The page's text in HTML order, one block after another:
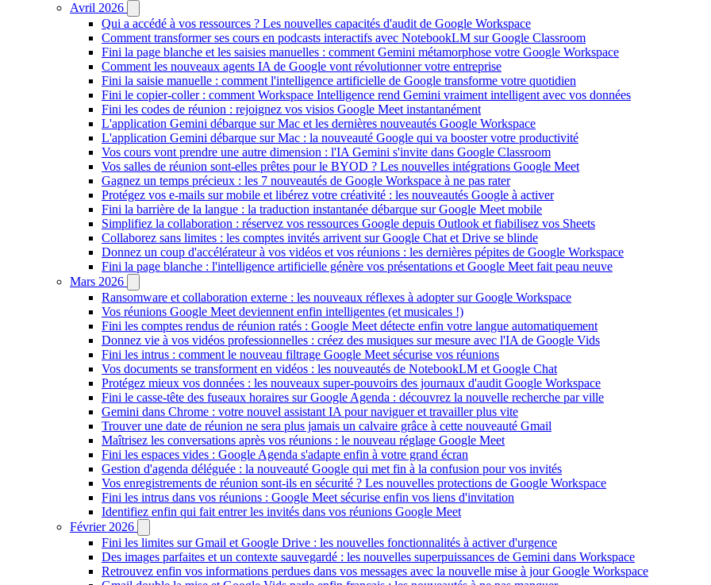
Avril 2026
Qui a accédé à vos ressources ? Les nouvelles capacités d'audit de Google Workspace
Comment transformer ses cours en podcasts interactifs avec NotebookLM sur Google Classroom
Fini la page blanche et les saisies manuelles : comment Gemini métamorphose votre Google Workspace
Comment les nouveaux agents IA de Google vont révolutionner votre entreprise
Fini la saisie manuelle : comment l'intelligence artificielle de Google transforme votre quotidien
Fini le copier-coller : comment Workspace Intelligence rend Gemini vraiment intelligent avec vos données
Fini les codes de réunion : rejoignez vos visios Google Meet instantanément
L'application Gemini débarque sur Mac et les dernières nouveautés Google Workspace
L'application Gemini débarque sur Mac : la nouveauté Google qui va booster votre productivité
Vos cours vont prendre une autre dimension : l'IA Gemini s'invite dans Google Classroom
Vos salles de réunion sont-elles prêtes pour le BYOD ? Les nouvelles intégrations Google Meet
Gagnez un temps précieux : les 7 nouveautés de Google Workspace à ne pas rater
Protégez vos e-mails sur mobile et libérez votre créativité : les nouveautés Google à activer
Fini la barrière de la langue : la traduction instantanée débarque sur Google Meet mobile
Simplifiez la collaboration : réservez vos ressources Google depuis Outlook et fiabilisez vos Sheets
Collaborez sans limites : les comptes invités arrivent sur Google Chat et Drive se blinde
Donnez un coup d'accélérateur à vos vidéos et vos réunions : les dernières pépites de Google Workspace
Fini la page blanche : l'intelligence artificielle génère vos présentations et Google Meet fait peau neuve
Mars 2026
Ransomware et collaboration externe : les nouveaux réflexes à adopter sur Google Workspace
Vos réunions Google Meet deviennent enfin intelligentes (et musicales !)
Fini les comptes rendus de réunion ratés : Google Meet détecte enfin votre langue automatiquement
Donnez vie à vos vidéos professionnelles : créez des musiques sur mesure avec l'IA de Google Vids
Fini les intrus : comment le nouveau filtrage Google Meet sécurise vos réunions
Vos documents se transforment en vidéos : les nouveautés de NotebookLM et Google Chat
Protégez mieux vos données : les nouveaux super-pouvoirs des journaux d'audit Google Workspace
Fini le casse-tête des fuseaux horaires sur Google Agenda : découvrez la nouvelle recherche par ville
Gemini dans Chrome : votre nouvel assistant IA pour naviguer et travailler plus vite
Trouver une date de réunion ne sera plus jamais un calvaire grâce à cette nouveauté Gmail
Maîtrisez les conversations après vos réunions : le nouveau réglage Google Meet
Fini les espaces vides : Google Agenda s'adapte enfin à votre grand écran
Gestion d'agenda déléguée : la nouveauté Google qui met fin à la confusion pour vos invités
Vos enregistrements de réunion sont-ils en sécurité ? Les nouvelles protections de Google Workspace
Fini les intrus dans vos réunions : Google Meet sécurise enfin vos liens d'invitation
Identifiez enfin qui fait entrer les invités dans vos réunions Google Meet
Février 2026
Fini les limites sur Gmail et Google Drive : les nouvelles fonctionnalités à activer d'urgence
Des images parfaites et un contexte sauvegardé : les nouvelles superpuissances de Gemini dans Workspace
Retrouvez enfin vos informations perdues dans vos messages avec la nouvelle mise à jour Google Workspace